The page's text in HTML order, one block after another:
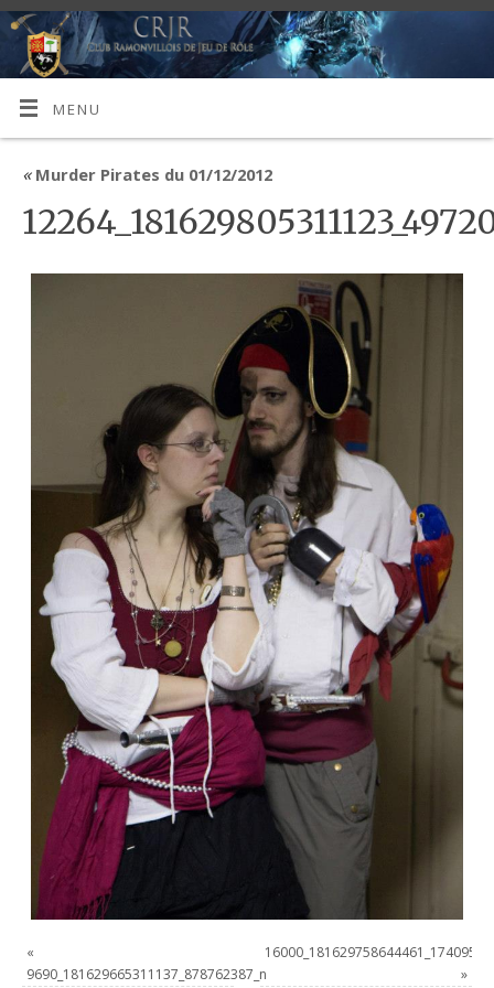
MENU
«Murder Pirates du 01/12/2012
«
9690_181629665311137_878762387_n
»